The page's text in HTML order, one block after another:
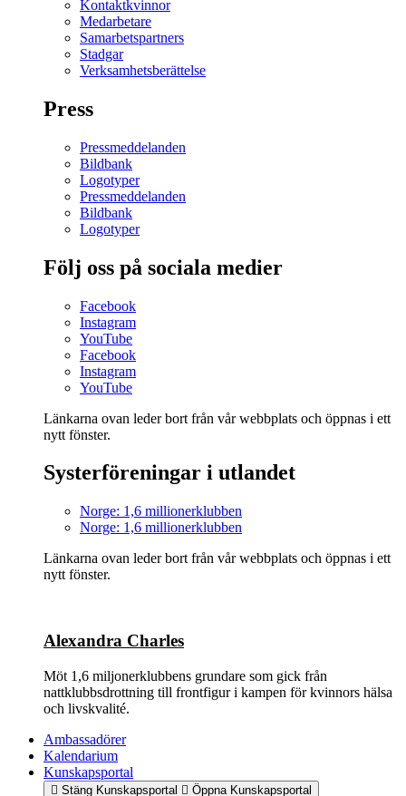
Kontaktkvinnor
Medarbetare
Samarbetspartners
Stadgar
Verksamhetsberättelse
Press
Pressmeddelanden
Bildbank
Logotyper
Pressmeddelanden
Bildbank
Logotyper
Följ oss på sociala medier
Facebook
Instagram
YouTube
Facebook
Instagram
YouTube
Länkarna ovan leder bort från vår webbplats och öppnas i ett
nytt fönster.
Systerföreningar i utlandet
Norge: 1,6 millionerklubben
Norge: 1,6 millionerklubben
Länkarna ovan leder bort från vår webbplats och öppnas i ett
nytt fönster.
Alexandra Charles
Möt 1,6 miljonerklubbens grundare som gick från
nattklubbsdrottning till frontfigur i kampen för kvinnors hälsa
och livskvalité.
Ambassadörer
Kalendarium
Kunskapsportal
Stäng Kunskapsportal Öppna Kunskapsportal